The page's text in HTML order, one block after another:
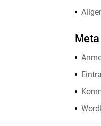
Meta